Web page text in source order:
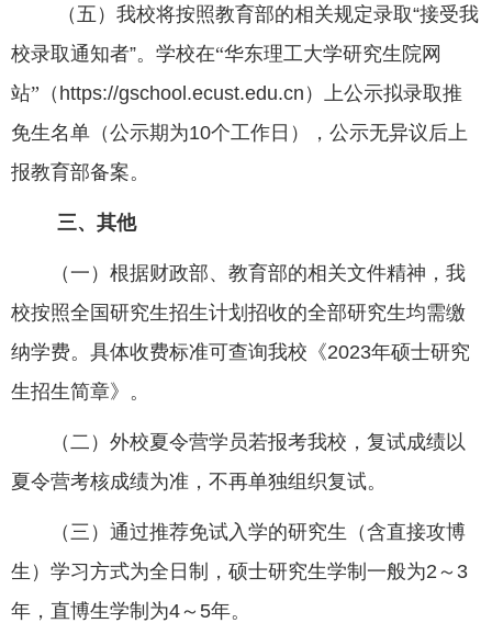
（五）我校将按照教育部的相关规定录取“接受我
校录取通知者”。 学校在“华东理工大学研究生院网
站”（ https://gschool.ecust.edu.cn ）上公示拟录取推
免生名单（公示期为10个工作日），公示无异议后上
报教育部备案。
三、其他
（一）根据财政部、教育部的相关文件精神，我
校按照全国研究生招生计划招收的全部研究生均需缴
纳学费。具体收费标准可查询我校《2023年硕士研究
生招生简章》。
（二）外校夏令营学员若报考我校，复试成绩以
夏令营考核成绩为准，不再单独组织复试。
（三）通过推荐免试入学的研究生（含直接攻博
生）学习方式为全日制，硕士研究生学制一般为2 ～ 3
年，直博生学制为4～ 5年。